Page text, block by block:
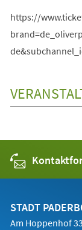
https://
STADT
Am Hoppenhof 33